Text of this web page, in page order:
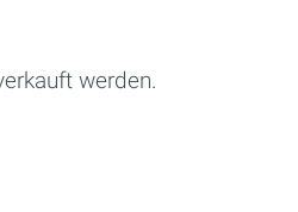
werden.